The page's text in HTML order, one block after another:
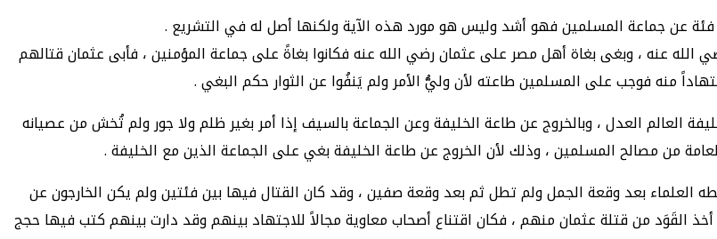
فئة عن جماعة المسلمين فهو أشد وليس هو مورد هذه الآية ولكنها أصل له في التشريع .
الله عنه ، وبغى بغاة أهل مصر على عثمان رضي الله عنه فكانوا بغاةً على جماعة المؤمنين ، فأبى عثمان قتالهم
منه فوجب على المسلمين طاعته لأن وليُّ الأمر ولم يَنفُوا عن الثوار حكم البغي .
العالم العدل ، وبالخروج عن طاعة الخليفة وعن الجماعة بالسيف إذا أمر بغير ظلم ولا جور ولم تُخش من عصيانه
من مصالح المسلمين ، وذلك لأن الخروج عن طاعة الخليفة بغي على الجماعة الذين مع الخليفة .
بعد وقعة الجمل ولم تطل ثم بعد وقعة صفين ، وقد كان القتال فيها بين فئتين ولم يكن الخارجون عن
أخذ القَوَد من قتلة عثمان منهم ، فكان اقتناع أصحاب معاوية مجالاً للاجتهاد بينهم وقد دارت بينهم كتب فيها حجج